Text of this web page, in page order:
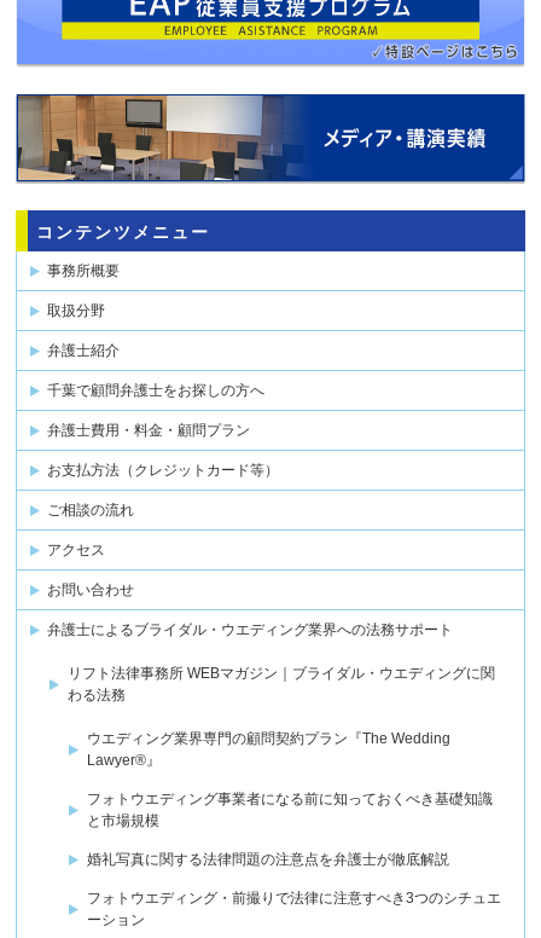
コンテンツメニュー
事務所概要
取扱分野
弁護士紹介
千葉で顧問弁護士をお探しの方へ
弁護士費用・料金・顧問プラン
お支払方法（クレジットカード等）
ご相談の流れ
アクセス
お問い合わせ
弁護士によるブライダル・ウエディング業界への法務サポート
リフト法律事務所 WEBマガジン｜ブライダル・ウエディングに関
わる法務
ウエディング業界専門の顧問契約プラン『The Wedding
Lawyer®』
フォトウエディング事業者になる前に知っておくべき基礎知識
と市場規模
婚礼写真に関する法律問題の注意点を弁護士が徹底解説
フォトウエディング・前撮りで法律に注意すべき3つのシチュエ
ーション